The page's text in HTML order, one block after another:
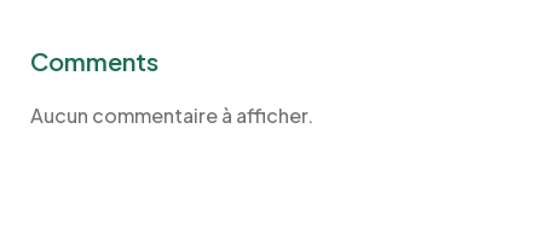
Comments
Aucun commentaire à afficher.